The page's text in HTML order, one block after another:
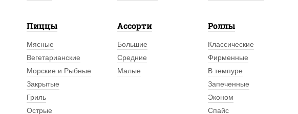
Пиццы
Мясные
Вегетарианские
Морские и Рыбные
Закрытые
Гриль
Острые
Ассорти
Большие
Средние
Малые
Роллы
Классические
Фирменные
В темпуре
Запеченные
Эконом
Спайс